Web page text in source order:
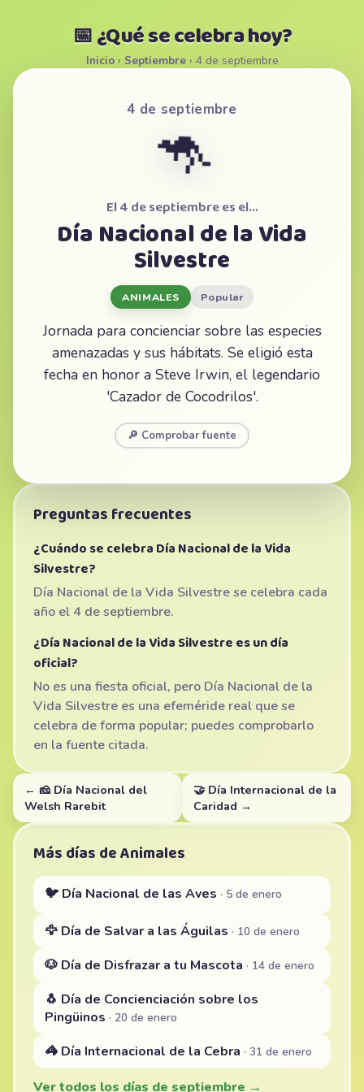
📅 ¿Qué se celebra hoy?
Inicio› Septiembre› 4 de septiembre
4 de septiembre
🦘
El 4 de septiembre es el…
Día Nacional de la Vida
Silvestre
ANIMALES Popular
Jornada para concienciar sobre las especies
amenazadas y sus hábitats. Se eligió esta
fecha en honor a Steve Irwin, el legendario
'Cazador de Cocodrilos'.
🔎 Comprobar fuente
Preguntas frecuentes
¿Cuándo se celebra Día Nacional de la Vida
Silvestre?
Día Nacional de la Vida Silvestre se celebra cada
año el 4 de septiembre.
¿Día Nacional de la Vida Silvestre es un día
oficial?
No es una fiesta oficial, pero Día Nacional de la
Vida Silvestre es una efeméride real que se
celebra de forma popular; puedes comprobarlo
en la fuente citada.
← 🧀 Día Nacional del
Welsh Rarebit
🤝 Día Internacional de la
Caridad →
Más días de Animales
🐦 Día Nacional de las Aves · 5 de enero
🦅 Día de Salvar a las Águilas · 10 de enero
🐶 Día de Disfrazar a tu Mascota · 14 de enero
🐧 Día de Concienciación sobre los
Pingüinos · 20 de enero
🦓 Día Internacional de la Cebra · 31 de enero
Ver todos los días de septiembre →